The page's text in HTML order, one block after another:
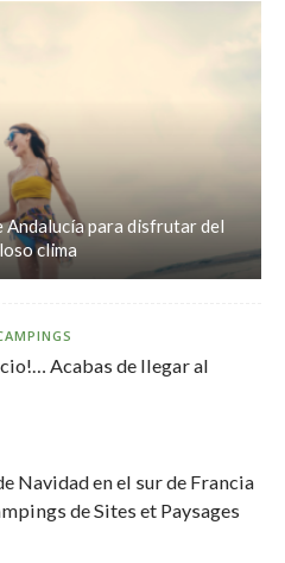
Andalucía para disfrutar del
clima
Acabas de llegar al
Navidad en el sur de Francia
de Sites et Paysages